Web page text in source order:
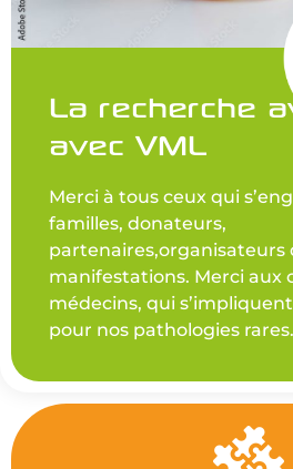
La recherche
avec VML
Merci à tous ceux qui
familles, donateurs,
partenaires,organisateurs
manifestations. Merci aux
médecins, qui
pour nos pathologies rares.